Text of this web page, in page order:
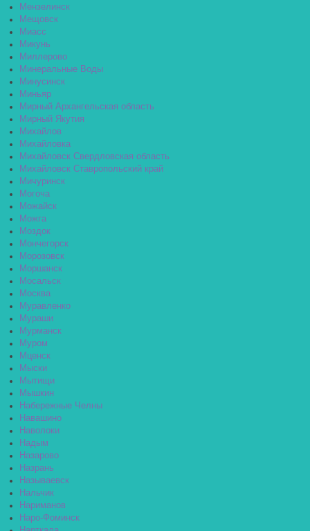
Мензелинск
Мещовск
Миасс
Микунь
Миллерово
Минеральные Воды
Минусинск
Миньяр
Мирный Архангельская область
Мирный Якутия
Михайлов
Михайловка
Михайловск Свердловская область
Михайловск Ставропольский край
Мичуринск
Могоча
Можайск
Можга
Моздок
Мончегорск
Морозовск
Моршанск
Мосальск
Москва
Муравленко
Мураши
Мурманск
Муром
Мценск
Мыски
Мытищи
Мышкин
Набережные Челны
Навашино
Наволоки
Надым
Назарово
Назрань
Называевск
Нальчик
Нариманов
Наро-Фоминск